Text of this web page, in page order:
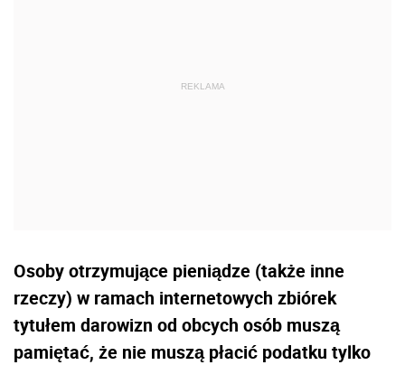
Osoby otrzymujące pieniądze (także inne
rzeczy) w ramach internetowych zbiórek
tytułem darowizn od obcych osób muszą
pamiętać, że nie muszą płacić podatku tylko